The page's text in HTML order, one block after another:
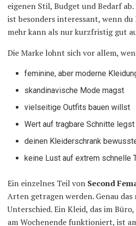
eigenen Stil, Budget und Bedarf ab.
ist besonders interessant, wenn du
mehr kann als nur kurzfristig gut
Die Marke lohnt sich vor allem,
feminine, aber moderne
skandinavische Mode magst
vielseitige Outfits bauen willst
Wert auf tragbare Schnitte legst
deinen Kleiderschrank
keine Lust auf extrem schnelle
Ein einzelnes Teil von Second
Arten getragen werden. Genau das
Unterschied. Ein Kleid, das im
am Wochenende funktioniert, ist